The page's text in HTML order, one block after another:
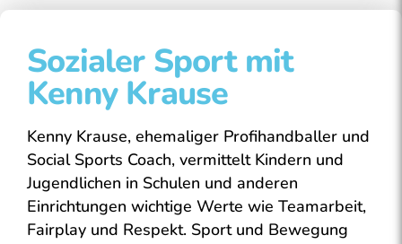
Sozialer Sport mit
Kenny Krause
Kenny Krause, ehemaliger Profihandballer und
Social Sports Coach, vermittelt Kindern und
Jugendlichen in Schulen und anderen
Einrichtungen wichtige Werte wie Teamarbeit,
Fairplay und Respekt. Sport und Bewegung